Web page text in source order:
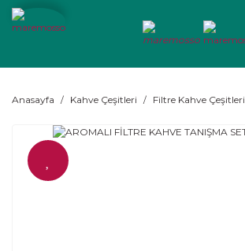
Anasayfa Kahve Çeşitleri Filtre Kahve Çeşitleri